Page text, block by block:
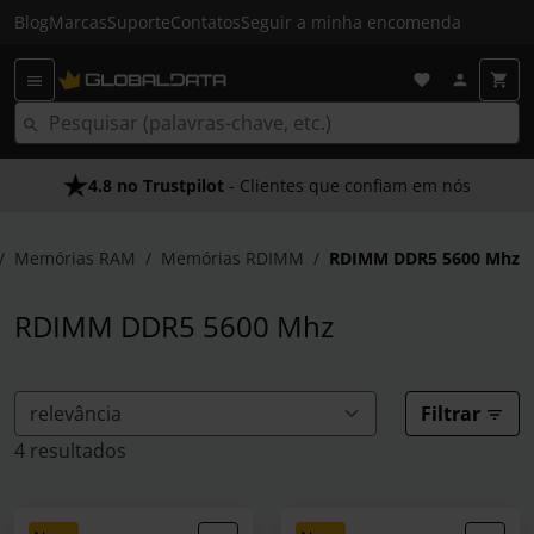
BlogMarcasSuporteContatosSeguir a minha encomenda
As Nossas Promessas- O melhor atendimento
4.8 no Trustpilot - Clientes que confiam em nós
Memórias RAM Memórias RDIMM RDIMM DDR5 5600 Mhz
RDIMM DDR5 5600 Mhz
Filtrar
4 resultados